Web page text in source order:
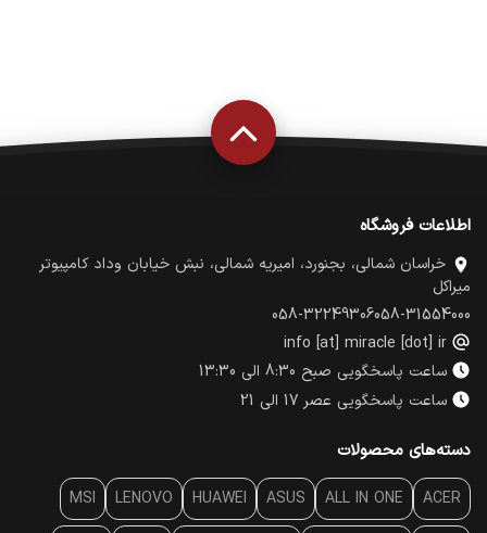
اطلاعات فروشگاه
خراسان شمالی، بجنورد، امیریه شمالی، نبش خیابان وداد کامپیوتر
میراکل
058-31554000
058-32249306
info [at] miracle [dot] ir
ساعت پاسخگویی صبح 8:30 الی 13:30
ساعت پاسخگویی عصر 17 الی 21
دسته‌های محصولات
ACER
ALL IN ONE
ASUS
HUAWEI
LENOVO
MSI